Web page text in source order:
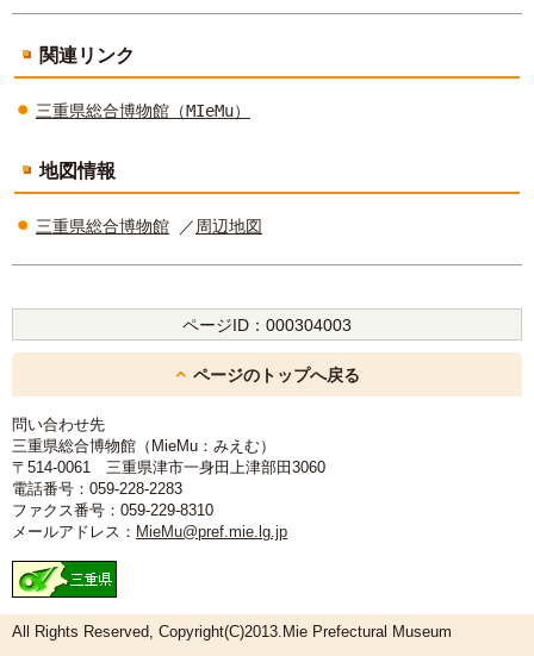
関連リンク
三重県総合博物館（MIeMu）
地図情報
三重県総合博物館 ／周辺地図
ページID： 000304003
ページのトップへ戻る
問い合わせ先
三重県総合博物館（MieMu：みえむ）
〒514-0061 三重県津市一身田上津部田3060
電話番号：059-228-2283
ファクス番号：059-229-8310
メールアドレス： MieMu@pref.mie.lg.jp
All Rights Reserved, Copyright(C)2013.Mie Prefectural Museum